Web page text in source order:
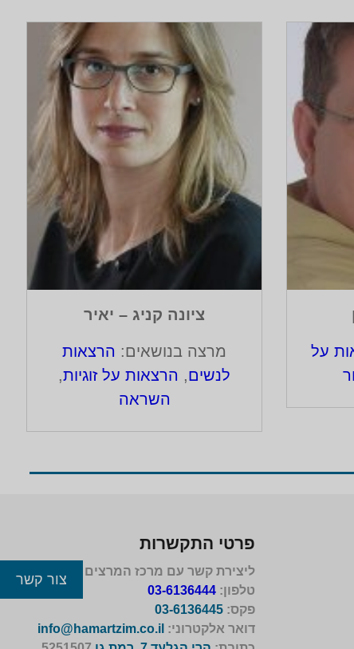
ציונה קניג – יאיר
מרצה בנושאים: הרצאות
לנשים, הרצאות על זוגיות,
השראה
על
פרטי התקשרות
ליצירת קשר עם מרכז המרצים לישראל
טלפון:03-6136444
פקס:03-6136445
דואר אלקטרוני: info@hamartzim.co.il
צור קשר